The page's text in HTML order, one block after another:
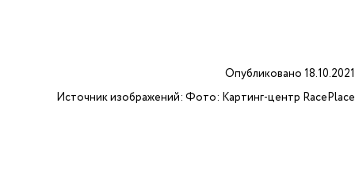
Опубликовано 18.10.2021
Источник изображений: Фото: Картинг-центр RacePlace